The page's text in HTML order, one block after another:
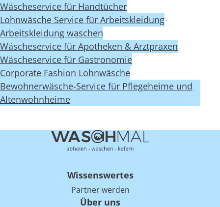
Wäscheservice für Handtücher
Lohnwäsche Service für Arbeitskleidung
Arbeitskleidung waschen
Wäscheservice für Apotheken & Arztpraxen
Wäscheservice für Gastronomie
Corporate Fashion Lohnwäsche
Bewohnerwäsche-Service für Pflegeheime und
Altenwohnheime
Wissenswertes
Partner werden
Über uns